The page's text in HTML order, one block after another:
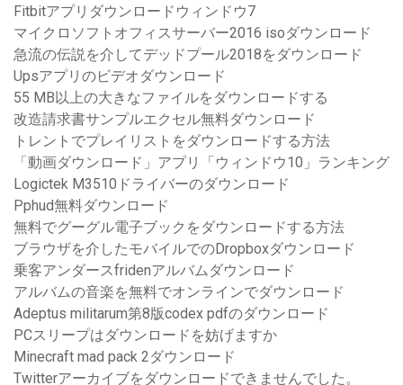
Fitbitアプリダウンロードウィンドウ7
マイクロソフトオフィスサーバー2016 isoダウンロード
急流の伝説を介してデッドプール2018をダウンロード
Upsアプリのビデオダウンロード
55 MB以上の大きなファイルをダウンロードする
改造請求書サンプルエクセル無料ダウンロード
トレントでプレイリストをダウンロードする方法
「動画ダウンロード」アプリ「ウィンドウ10」ランキング
Logictek M3510ドライバーのダウンロード
Pphud無料ダウンロード
無料でグーグル電子ブックをダウンロードする方法
ブラウザを介したモバイルでのDropboxダウンロード
乗客アンダースfridenアルバムダウンロード
アルバムの音楽を無料でオンラインでダウンロード
Adeptus militarum第8版codex pdfのダウンロード
PCスリープはダウンロードを妨げますか
Minecraft mad pack 2ダウンロード
Twitterアーカイブをダウンロードできませんでした。